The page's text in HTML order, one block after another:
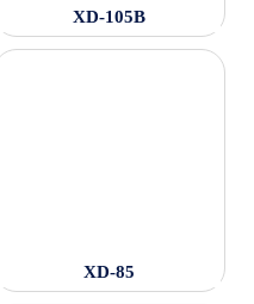
XD-105B
XD-85